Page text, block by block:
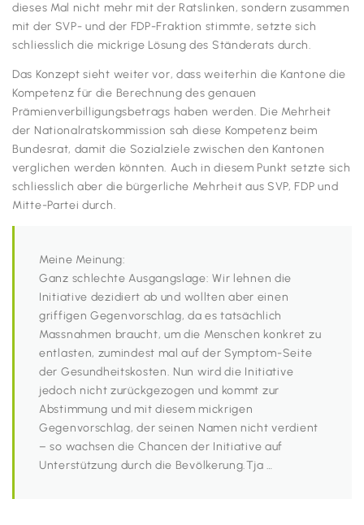
dieses Mal nicht mehr mit der Ratslinken, sondern zusammen
mit der SVP- und der FDP-Fraktion stimmte, setzte sich
schliesslich die mickrige Lösung des Ständerats durch.
Das Konzept sieht weiter vor, dass weiterhin die Kantone die
Kompetenz für die Berechnung des genauen
Prämienverbilligungsbetrags haben werden. Die Mehrheit
der Nationalratskommission sah diese Kompetenz beim
Bundesrat, damit die Sozialziele zwischen den Kantonen
verglichen werden könnten. Auch in diesem Punkt setzte sich
schliesslich aber die bürgerliche Mehrheit aus SVP, FDP und
Mitte-Partei durch.
Meine Meinung:
Ganz schlechte Ausgangslage: Wir lehnen die
Initiative dezidiert ab und wollten aber einen
griffigen Gegenvorschlag, da es tatsächlich
Massnahmen braucht, um die Menschen konkret zu
entlasten, zumindest mal auf der Symptom-Seite
der Gesundheitskosten. Nun wird die Initiative
jedoch nicht zurückgezogen und kommt zur
Abstimmung und mit diesem mickrigen
Gegenvorschlag, der seinen Namen nicht verdient
– so wachsen die Chancen der Initiative auf
Unterstützung durch die Bevölkerung.Tja …